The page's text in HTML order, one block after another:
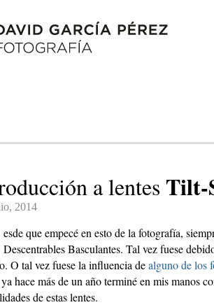
a lentes Tilt-
2014
esde que empecé en esto de la fotografía,
Descentrables Basculantes. Tal vez fuese
O tal vez fuese la influencia dealguno de los
hace más de un año terminé en mis manos
de estas lentes.